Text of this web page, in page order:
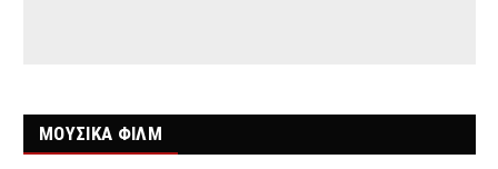
ΜΟΥΣΙΚΑ ΦΙΛΜ